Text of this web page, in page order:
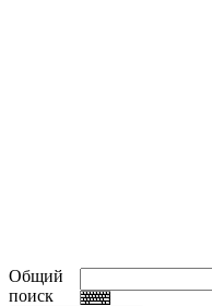
Общий
поиск